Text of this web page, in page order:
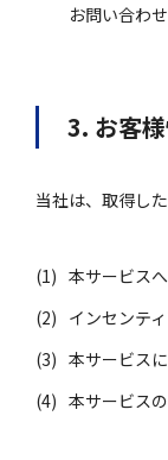
お問い合わ
3. お客
当社は、取得し
(1) 本サービス
(2) インセンテ
(3) 本サービス
(4) 本サービス